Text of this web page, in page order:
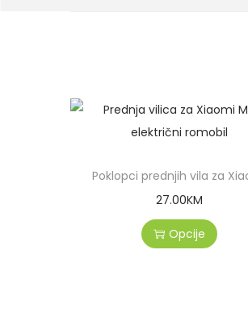
Poklopci prednjih vila za
27.00KM
Opcije